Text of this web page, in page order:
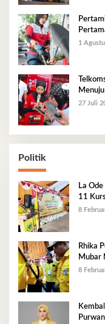
1
27 Juli
Politik
La
11
8
Rhika
Mubar
8